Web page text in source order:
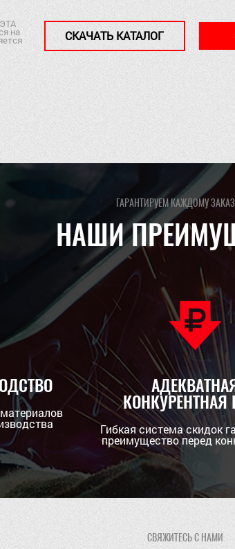
на СКАЧАТЬ КАТАЛОГ
ГАРАНТИРУЕМ КАЖДОМУ
НАШИ
КОНКУРЕНТНАЯ
Гибкая система скидок
преимущество перед
СВЯЖИТЕСЬ С НАМИ